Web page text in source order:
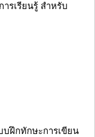
รเรียนรู้ สำหรับ
บฝึกทักษะการเขียน